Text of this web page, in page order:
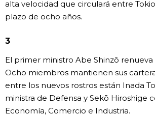
Fragmentos de Japón
Blog
Tokio
alta velocidad que circulará entre
plazo de ocho años.
3
El primer ministro Abe Shinzō renueva
Ocho miembros mantienen sus
entre los nuevos rostros están Inada
ministra de Defensa y Sekō Hiroshige
Economía, Comercio e Industria.